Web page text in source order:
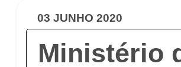
03 JUNHO 2020
Ministério